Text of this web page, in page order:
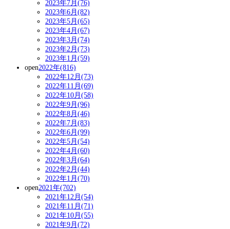
2023年7月(76)
2023年6月(82)
2023年5月(65)
2023年4月(67)
2023年3月(74)
2023年2月(73)
2023年1月(59)
open2022年(816)
2022年12月(73)
2022年11月(69)
2022年10月(58)
2022年9月(96)
2022年8月(46)
2022年7月(83)
2022年6月(99)
2022年5月(54)
2022年4月(60)
2022年3月(64)
2022年2月(44)
2022年1月(70)
open2021年(702)
2021年12月(54)
2021年11月(71)
2021年10月(55)
2021年9月(72)